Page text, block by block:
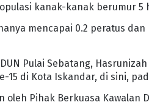
kanak-kanak berumur 5
mencapai 0.2 peratus
Pulai Sebatang,
15 di Kota Iskandar, di sini,
oleh Pihak Berkuasa Kawalan